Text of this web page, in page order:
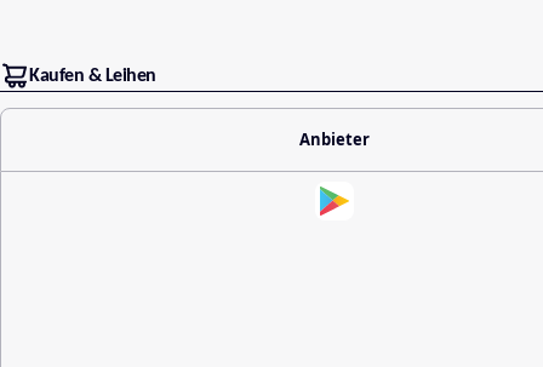
Kaufen & Leihen
Anbieter